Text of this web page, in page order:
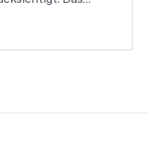
vielen
zu einer Vergütung